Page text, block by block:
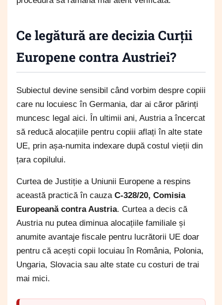
Ce legătură are decizia Curții
Europene contra Austriei?
Subiectul devine sensibil când vorbim despre copiii
care nu locuiesc în Germania, dar ai căror părinți
muncesc legal aici. În ultimii ani, Austria a încercat
să reducă alocațiile pentru copiii aflați în alte state
UE, prin așa-numita indexare după costul vieții din
țara copilului.
Curtea de Justiție a Uniunii Europene a respins
această practică în cauza C-328/20, Comisia
Europeană contra Austria. Curtea a decis că
Austria nu putea diminua alocațiile familiale și
anumite avantaje fiscale pentru lucrătorii UE doar
pentru că acești copii locuiau în România, Polonia,
Ungaria, Slovacia sau alte state cu costuri de trai
mai mici.